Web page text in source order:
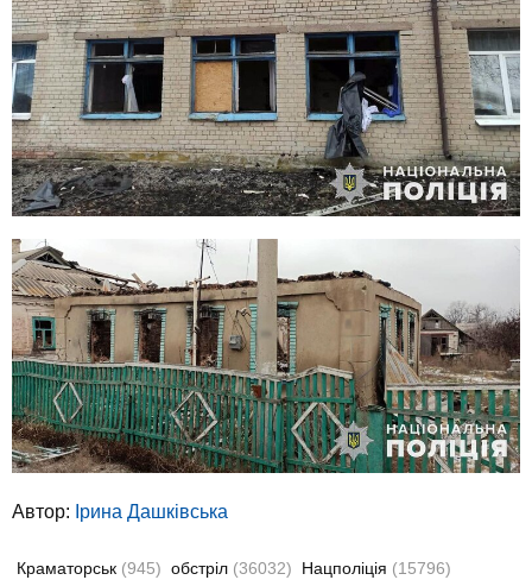
Автор: Ірина Дашківська
Краматорськ (945) обстріл (36032) Нацполіція (15796)